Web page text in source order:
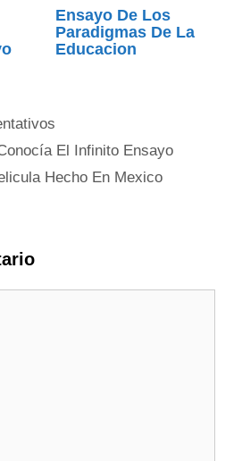
Ensayo De Los
Paradigmas De La
Educacion
El Infinito Ensayo
Hecho En Mexico